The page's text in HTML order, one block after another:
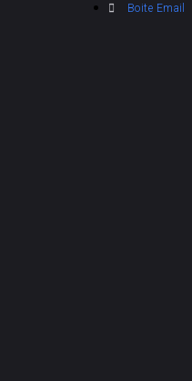
Boite Email